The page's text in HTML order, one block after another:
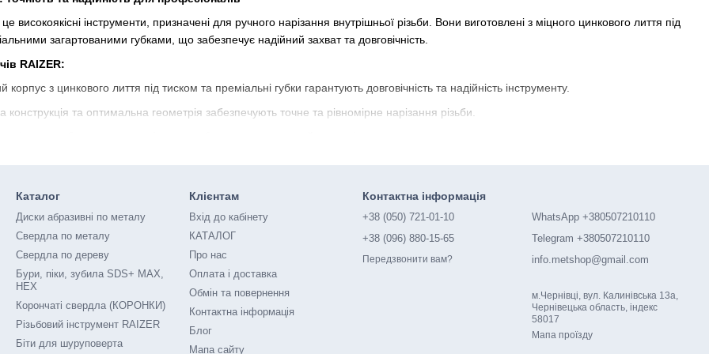
високоякісні інструменти, призначені для ручного нарізання внутрішньої різьби. Вони виготовлені з міцного цинкового лиття під
загартованими губками, що забезпечує надійний захват та довговічність.
RAIZER:
корпус з цинкового лиття під тиском та преміальні губки гарантують довговічність та надійність інструменту.
конструкція та оптимальна геометрія забезпечують точне та рівномірне нарізання різьби.
RAIZER пропонують відмінне співвідношення ціни та якості.
підходять для професійного та домашнього використання. Вони дозволяють легко та точно нарізати різьбу в різних
пластик та дерево.
розмірів:
RAIZER всіх номерів - від №0 до №6, що дозволяє підібрати інструмент для будь-якого завдання.
Каталог
Диски абразивні по металу
Свердла по металу
Свердла по дереву
Бури, піки, зубила SDS+ MAX,
HEX
Корончаті свердла (КОРОНКИ)
Різьбовий інструмент RAIZER
Біти для шуруповерта
Клієнтам
Вхід до кабінету
КАТАЛОГ
Про нас
Оплата і доставка
Обмін та повернення
Контактна інформація
Блог
Мапа сайту
Контактна інформація
+38 (050) 721-01-10
+38 (096) 880-15-65
Передзвонити вам?
WhatsApp +380507210110
Telegram +380507210110
info.metshop@gmail.com
м.Чернівці, вул. Калинівська 13а,
Чернівецька область, індекс
58017
Мапа проїзду